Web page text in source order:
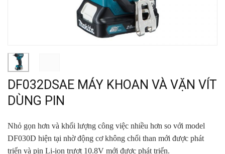
DF032DSAE MÁY KHOAN VÀ VẶN VÍT
DÙNG PIN
Nhỏ gọn hơn và khối lượng công việc nhiều hơn so với model
DF030D hiện tại nhờ động cơ không chổi than mới được phát
triển và pin Li-ion trượt 10.8V mới được phát triển.